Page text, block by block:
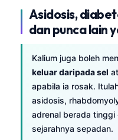
Asidosis,
dan punca lain
Kalium juga boleh
keluar daripada sel
apabila ia rosak.
asidosis,
adrenal berada tinggi
sejarahnya sepadan.